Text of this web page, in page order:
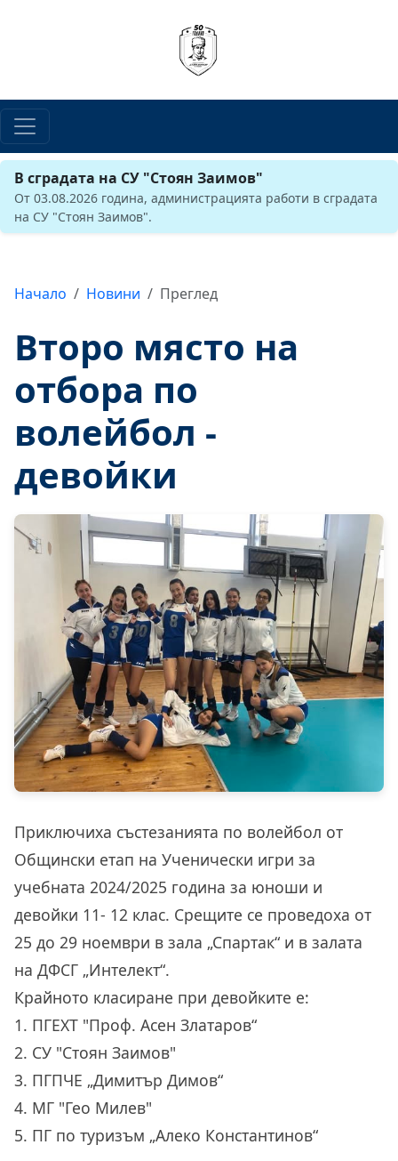
В сградата на СУ "Стоян Заимов"
От 03.08.2026 година, администрацията работи в сградата
на СУ "Стоян Заимов".
Начало Новини Преглед
Второ място на
отбора по
волейбол -
девойки
Приключиха състезанията по волейбол от
Общински етап на Ученически игри за
учебната 2024/2025 година за юноши и
девойки 11- 12 клас. Срещите се проведоха от
25 до 29 ноември в зала „Спартак“ и в залата
на ДФСГ „Интелект“.
Крайното класиране при девойките е:
1. ПГЕХТ "Проф. Асен Златаров“
2. СУ "Стоян Заимов"
3. ПГПЧЕ „Димитър Димов“
4. МГ "Гео Милев"
5. ПГ по туризъм „Алеко Константинов“